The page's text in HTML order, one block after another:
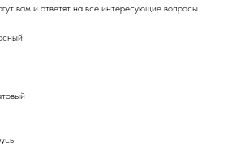
вам и ответят на все интересующие вопросы.